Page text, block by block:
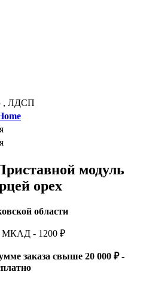
, ЛДСП
модуль
орех
области
МКАД - 1200 ₽
заказа свыше 20 000 ₽ -